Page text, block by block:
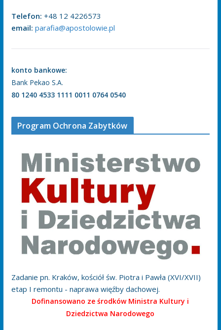
Telefon: +48 12 4226573
email: parafia@apostolowie.pl
konto bankowe:
Bank Pekao S.A.
80 1240 4533 1111 0011 0764 0540
Program Ochrona Zabytków
Zadanie pn. Kraków, kościół św. Piotra i Pawła (XVI/XVII)
etap I remontu - naprawa więźby dachowej.
Dofinansowano ze środków Ministra Kultury i
Dziedzictwa Narodowego